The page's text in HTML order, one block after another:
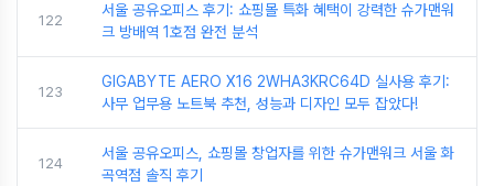
122
서울 공유오피스 후기: 쇼핑몰 특화 혜택이 강력한 슈가맨워
크 방배역 1호점 완전 분석
123
GIGABYTE AERO X16 2WHA3KRC64D 실사용 후기:
사무 업무용 노트북 추천, 성능과 디자인 모두 잡았다!
124
서울 공유오피스, 쇼핑몰 창업자를 위한 슈가맨워크 서울 화
곡역점 솔직 후기